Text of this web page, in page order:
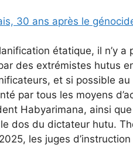
30 ans après le
étatique, il n’y
des extrémistes hutus
et si possible au
par tous les moyens
Habyarimana, ainsi
dos du dictateur hutu.
les juges